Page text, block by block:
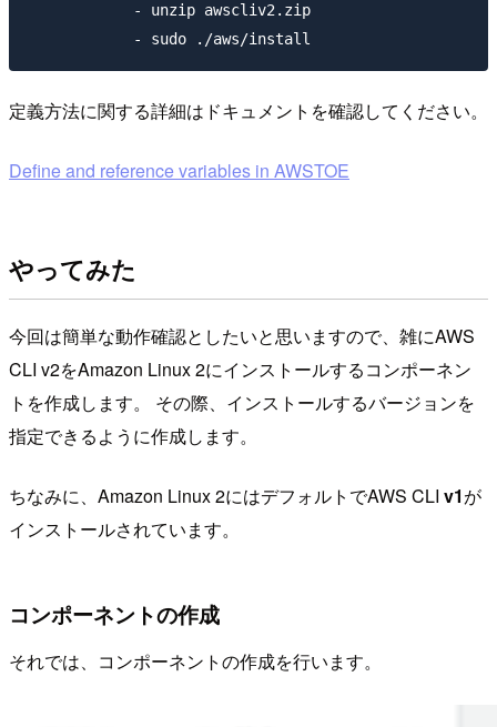
            - unzip awscliv2.zip
定義方法に関する詳細はドキュメントを確認してください。
Define and reference variables in AWSTOE
やってみた
今回は簡単な動作確認としたいと思いますので、雑にAWS
CLI v2をAmazon Linux 2にインストールするコンポーネン
トを作成します。 その際、インストールするバージョンを
指定できるように作成します。
ちなみに、Amazon Linux 2にはデフォルトでAWS CLI v1が
インストールされています。
コンポーネントの作成
それでは、コンポーネントの作成を行います。